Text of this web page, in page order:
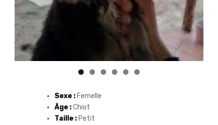
Sexe : Femelle
Âge :Chiot
Taille : Petit